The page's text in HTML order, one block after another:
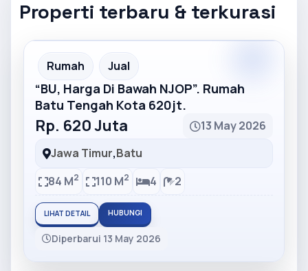
Properti terbaru & terkurasi
Partner Ad
Rumah Jual
“BU, Harga Di Bawah NJOP”. Rumah
Batu Tengah Kota 620jt.
Rp. 620 Juta
13 May 2026
Jawa Timur,Batu
84 M2 110 M2 4 2
LIHAT DETAIL HUBUNGI
Diperbarui 13 May 2026